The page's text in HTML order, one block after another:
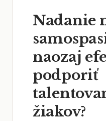
Nadanie
naozaj
podporiť
žiakov?